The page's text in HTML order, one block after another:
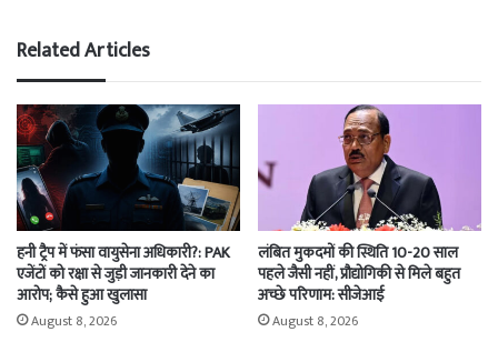
Related Articles
हनी ट्रैप में फंसा वायुसेना अधिकारी?: PAK
एजेंटों को रक्षा से जुड़ी जानकारी देने का
आरोप; कैसे हुआ खुलासा
August 8, 2026
लंबित मुकदमों की स्थिति 10-20 साल
पहले जैसी नहीं, प्रौद्योगिकी से मिले बहुत
अच्छे परिणाम: सीजेआई
August 8, 2026